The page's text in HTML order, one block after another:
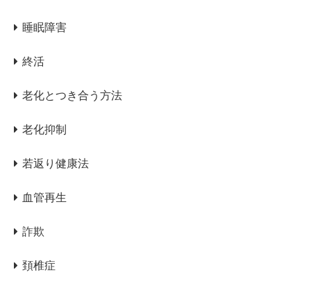
睡眠障害
終活
老化とつき合う方法
老化抑制
若返り健康法
血管再生
詐欺
頚椎症